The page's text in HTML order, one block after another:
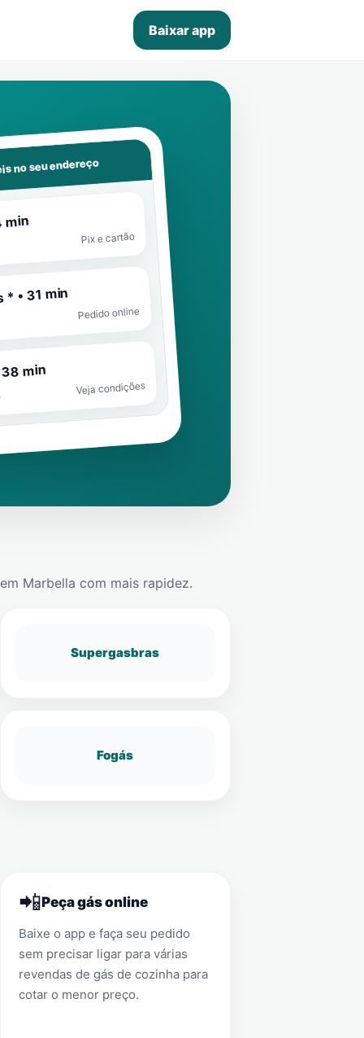
Baixar app
no seu endereço
min
Pix e cartão
• 31 min
Pedido online
min
Veja condições
Marbella com mais rapidez.
Supergasbras
Fogás
📲Peça gás online
Baixe o app e faça seu pedido
sem precisar ligar para várias
revendas de gás de cozinha para
cotar o menor preço.